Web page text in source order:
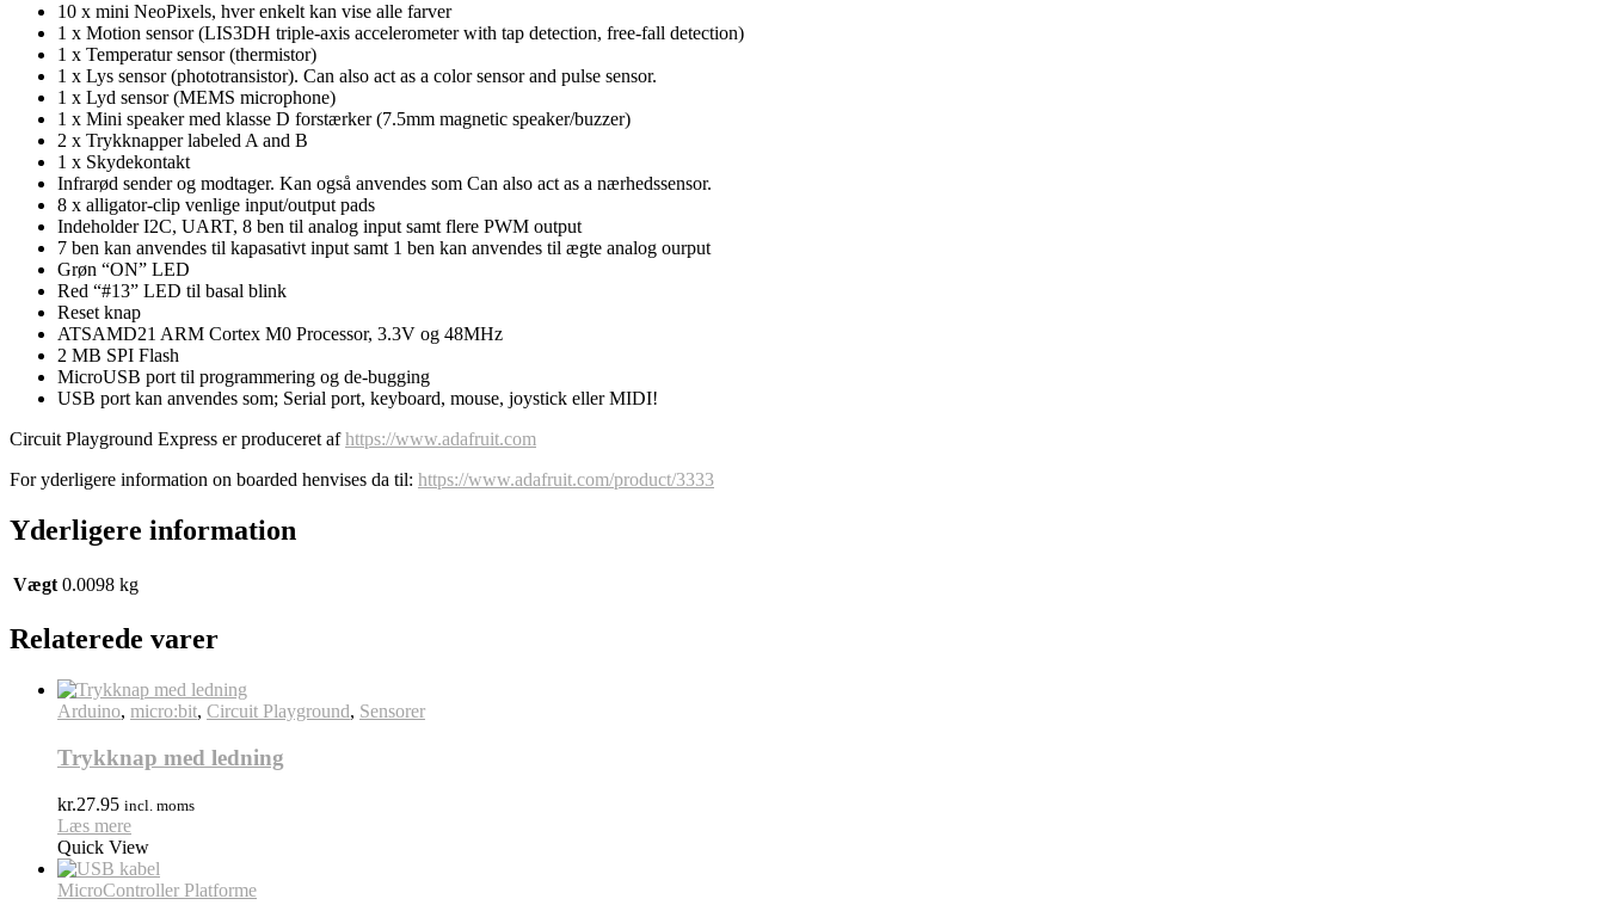
10 x mini NeoPixels, hver enkelt kan vise alle farver
1 x Motion sensor (LIS3DH triple-axis accelerometer with tap detection, free-fall detection)
1 x Temperatur sensor (thermistor)
1 x Lys sensor (phototransistor). Can also act as a color sensor and pulse sensor.
1 x Lyd sensor (MEMS microphone)
1 x Mini speaker med klasse D forstærker (7.5mm magnetic speaker/buzzer)
2 x Trykknapper labeled A and B
1 x Skydekontakt
Infrarød sender og modtager. Kan også anvendes som Can also act as a nærhedssensor.
8 x alligator-clip venlige input/output pads
Indeholder I2C, UART, 8 ben til analog input samt flere PWM output
7 ben kan anvendes til kapasativt input samt 1 ben kan anvendes til ægte analog ourput
Grøn “ON” LED
Red “#13” LED til basal blink
Reset knap
ATSAMD21 ARM Cortex M0 Processor, 3.3V og 48MHz
2 MB SPI Flash
MicroUSB port til programmering og de-bugging
USB port kan anvendes som; Serial port, keyboard, mouse, joystick eller MIDI!
Circuit Playground Express er produceret afhttps://www.adafruit.com
For yderligere information on boarded henvises da til: https://www.adafruit.com/product/3333
Yderligere information
Vægt 0.0098 kg
Relaterede varer
Arduino, micro:bit, Circuit Playground, Sensorer
Trykknap med ledning
kr.27.95 incl. moms
Læs mere
Quick View
MicroController Platforme